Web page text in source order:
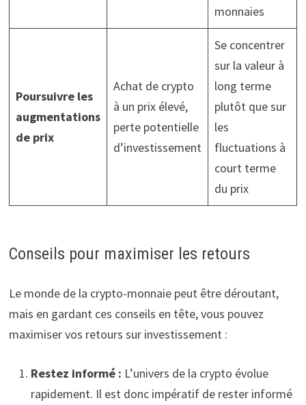
monnaies
Poursuivre les
augmentations
de prix
Achat de crypto
à un prix élevé,
perte potentielle
d’investissement
Se concentrer
sur la valeur à
long terme
plutôt que sur
les
fluctuations à
court terme
du prix
Conseils pour maximiser les retours
Le monde de la crypto-monnaie peut être déroutant,
mais en gardant ces conseils en tête, vous pouvez
maximiser vos retours sur investissement :
Restez informé : L’univers de la crypto évolue
rapidement. Il est donc impératif de rester informé